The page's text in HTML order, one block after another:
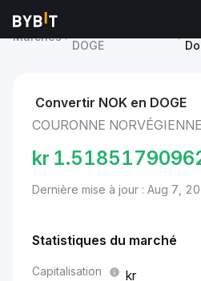
Marchés
DOGE
Convertir NOK en DOGE
COURONNE
kr
Dernière mise à jour : Aug 7,
Statistiques du marché
Capitalisation